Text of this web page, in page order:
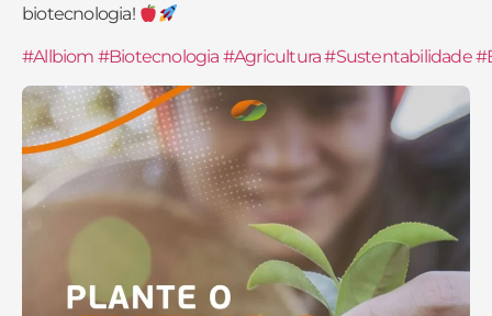
biotecnologia!
#Allbiom #Biotecnologia #Agricultura#Sustentabilidade